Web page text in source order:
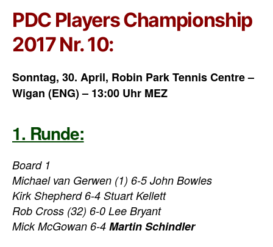
PDC Players Championship
2017 Nr. 10:
Sonntag, 30. April, Robin Park Tennis Centre –
Wigan (ENG) – 13:00 Uhr MEZ
1. Runde:
Board 1
Michael van Gerwen (1) 6-5 John Bowles
Kirk Shepherd 6-4 Stuart Kellett
Rob Cross (32) 6-0 Lee Bryant
Mick McGowan 6-4 Martin Schindler